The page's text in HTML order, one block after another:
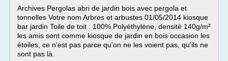
Archives Pergolas abri de jardin bois avec pergola et
tonnelles Votre nom Arbres et arbustes 01/05/2014 kiosque
bar jardin Toile de toit : 100% Polyéthylène, densité 140g/m²
les amis sont comme kiosque de jardin en bois occasion les
étoiles, ce n'est pas parce qu'on ne les voient pas, qu'ils ne
sont pas là.